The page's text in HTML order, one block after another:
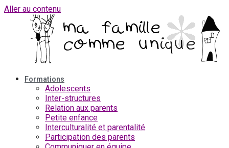
Aller au contenu
Formations
Adolescents
Inter-structures
Relation aux parents
Petite enfance
Interculturalité et parentalité
Participation des parents